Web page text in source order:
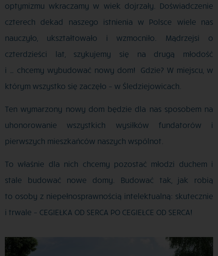
optymizmu wkraczamy w wiek dojrzały. Doświadczenie
czterech dekad naszego istnienia w Polsce wiele nas
nauczyło, ukształtowało i wzmocniło. Mądrzejsi o
czterdzieści lat, szykujemy się na drugą młodość
i … chcemy wybudować nowy dom! Gdzie? W miejscu, w
którym wszystko się zaczęło – w Śledziejowicach.
Ten wymarzony nowy dom będzie dla nas sposobem na
uhonorowanie wszystkich wysiłków fundatorów i
pierwszych mieszkańców naszych wspólnot.
To właśnie dla nich chcemy pozostać młodzi duchem i
stale budować nowe domy. Budować tak, jak robią
to osoby z niepełnosprawnością intelektualną: skutecznie
i trwale – CEGIEŁKA OD SERCA PO CEGIEŁCE OD SERCA!